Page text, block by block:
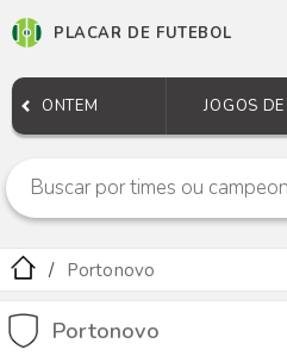
PLACAR DE FUTEBOL
ONTEM JOGOS
Portonovo
Portonovo